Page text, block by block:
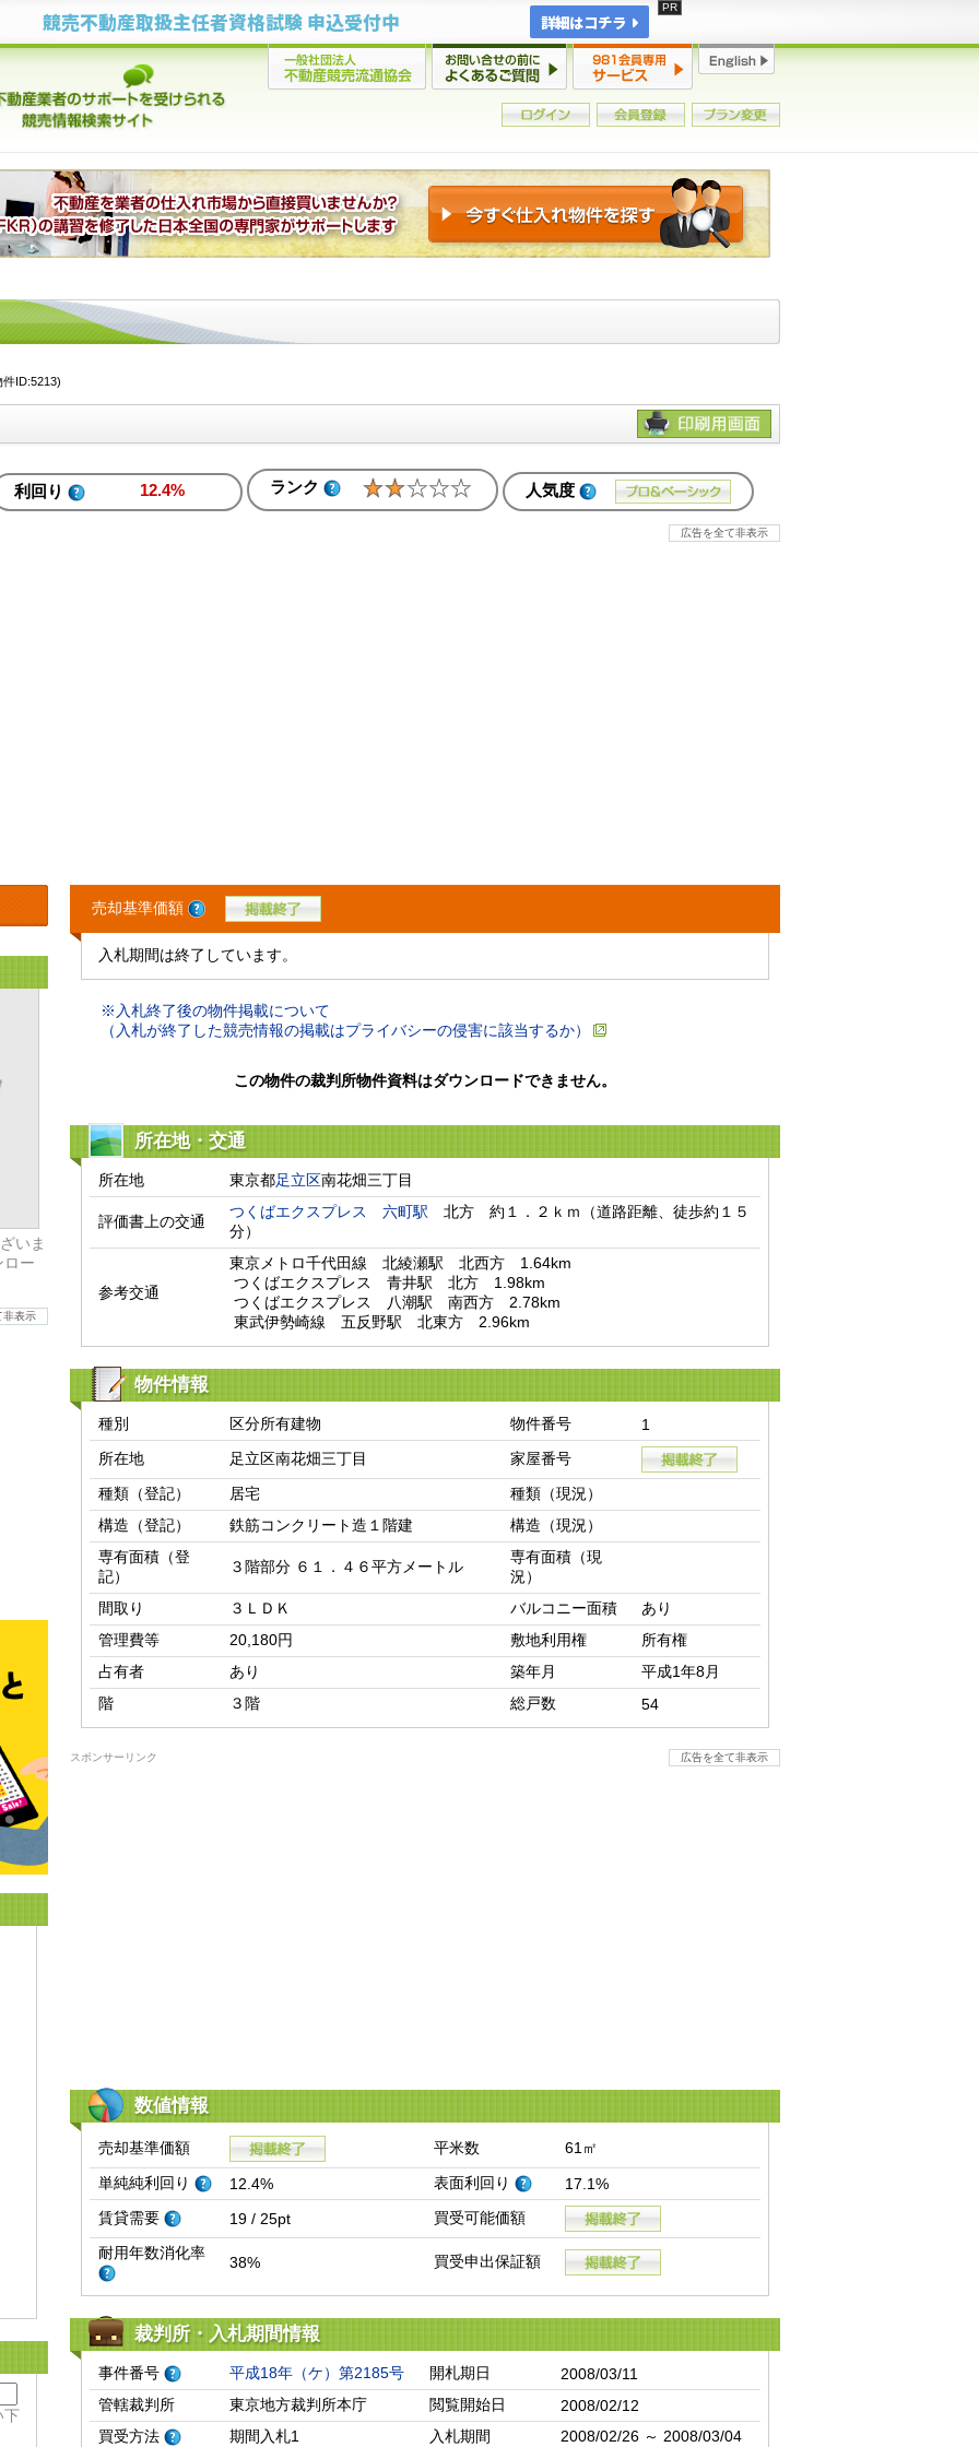
競売不動産取扱主任者資格試験 申込受付中 詳細はコチラ
ID:5213)
利回り 12.4% ランク 人気度
広告を全て非表示
いま
ロー
非表示
下
売却基準価額
入札期間は終了しています。
※入札終了後の物件掲載について
（入札が終了した競売情報の掲載はプライバシーの侵害に該当するか）
この物件の裁判所物件資料はダウンロードできません。
所在地・交通
所在地 東京都足立区南花畑三丁目
評価書上の交通
つくばエクスプレス 六町駅 北方　約１．２ｋｍ（道路距離、徒歩約１５
分）
参考交通
東京メトロ千代田線　北綾瀬駅　北西方　1.64km
東武伊勢崎線　五反野駅　北東方　2.96km
物件情報
種別 区分所有建物 物件番号
1
所在地
足立区南花畑三丁目
家屋番号
種類（登記）
居宅
種類（現況）
構造（登記）
鉄筋コンクリート造１階建
構造（現況）
専有面積（登
記）
３階部分 ６１．４６平方メートル
専有面積（現
況）
間取り
３ＬＤＫ バルコニー面積
あり
管理費等
20,180円 敷地利用権
所有権
占有者
あり 築年月
平成1年8月
階
３階 総戸数 54
スポンサーリンク 広告を全て非表示
数値情報
売却基準価額 平米数
61㎡
単純純利回り
12.4% 表面利回り
17.1%
賃貸需要
19 / 25pt
買受可能価額
耐用年数消化率
38% 買受申出保証額
裁判所・入札期間情報
事件番号 平成18年（ケ）第2185号 開札期日
2008/03/11
管轄裁判所
東京地方裁判所本庁 閲覧開始日
2008/02/12
買受方法
期間入札1 入札期間
2008/02/26 ～ 2008/03/04